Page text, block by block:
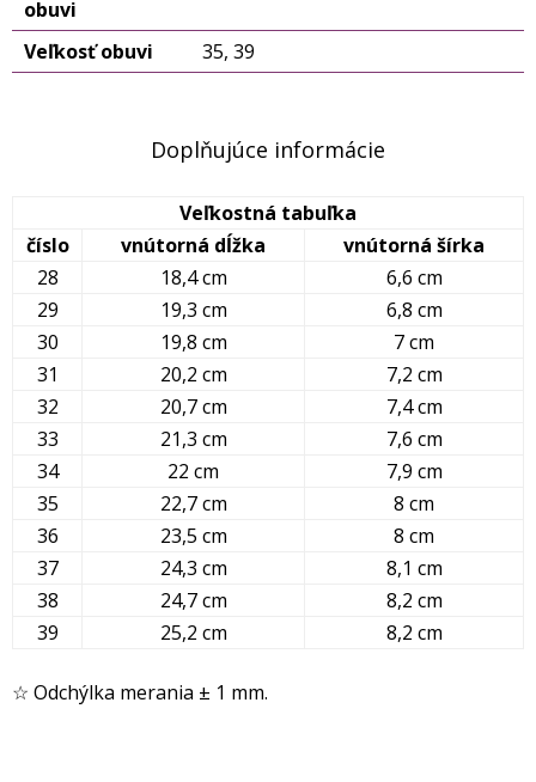
obuvi
Veľkosť obuvi 35, 39
Doplňujúce informácie
Veľkostná tabuľka
číslo
vnútorná dĺžka
vnútorná šírka
28
18,4 cm
6,6 cm
29
19,3 cm
6,8 cm
30
19,8 cm
7 cm
31
20,2 cm
7,2 cm
32
20,7 cm
7,4 cm
33
21,3 cm
7,6 cm
34
22 cm
7,9 cm
35
22,7 cm
8 cm
36
23,5 cm
8 cm
37
24,3 cm
8,1 cm
38
24,7 cm
8,2 cm
39
25,2 cm 8,2 cm
☆ Odchýlka merania ± 1 mm.